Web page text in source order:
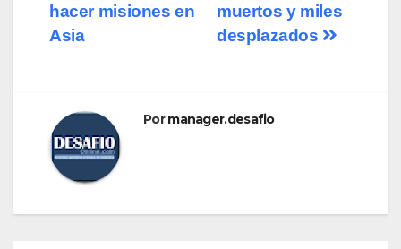
muertos y miles
desplazados
hacer misiones en
Asia
Pormanager.desafio